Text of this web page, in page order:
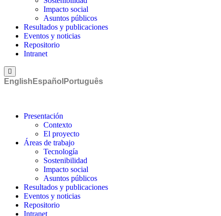
Impacto social
Asuntos públicos
Resultados y publicaciones
Eventos y noticias
Repositorio
Intranet
Menú conmutador hamburguesa
English Español Português
Presentación
Contexto
El proyecto
Áreas de trabajo
Tecnología
Sostenibilidad
Impacto social
Asuntos públicos
Resultados y publicaciones
Eventos y noticias
Repositorio
Intranet